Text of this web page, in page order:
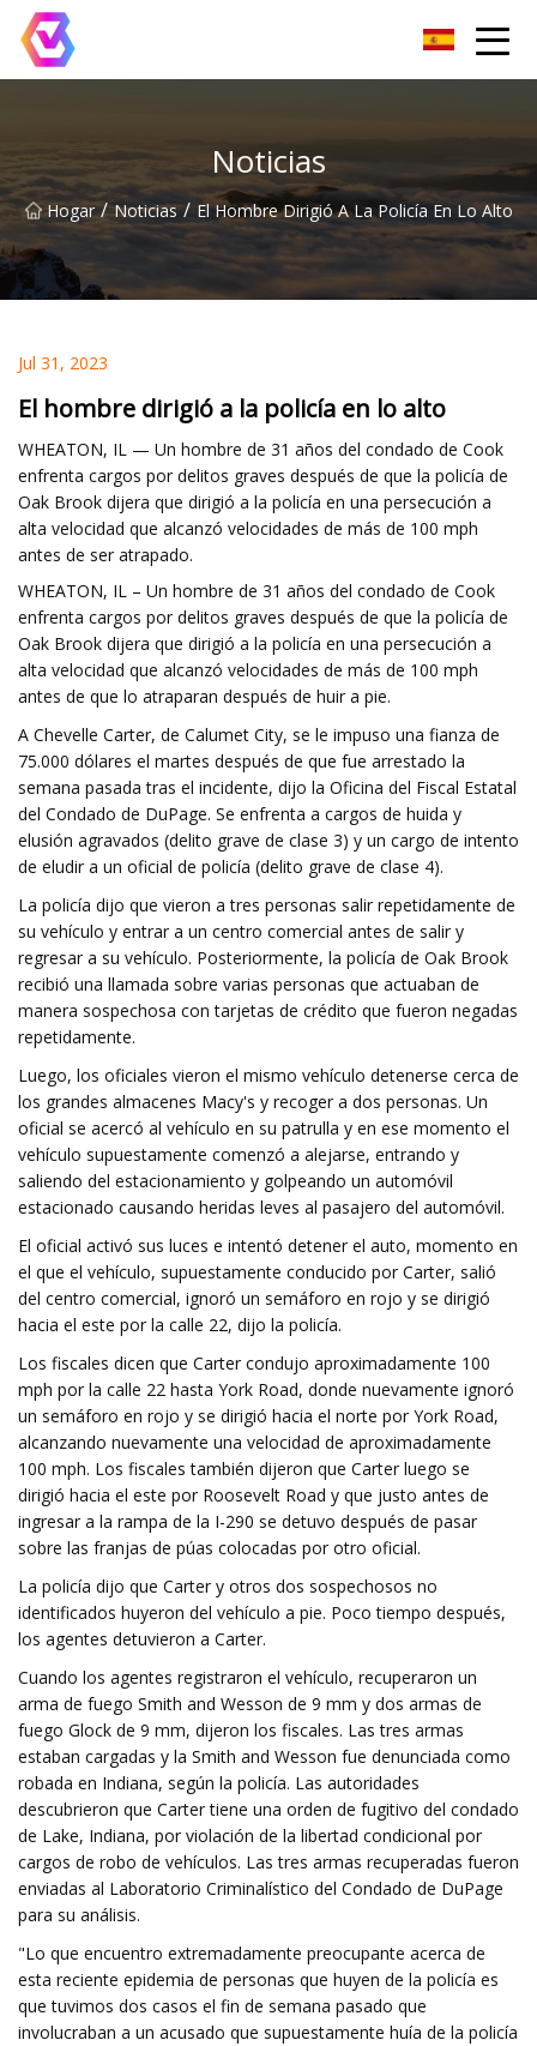
Noticias
Hogar / Noticias / El Hombre Dirigió A La Policía En Lo Alto
Jul 31, 2023
El hombre dirigió a la policía en lo alto
WHEATON, IL — Un hombre de 31 años del condado de Cook
enfrenta cargos por delitos graves después de que la policía de
Oak Brook dijera que dirigió a la policía en una persecución a
alta velocidad que alcanzó velocidades de más de 100 mph
antes de ser atrapado.
WHEATON, IL – Un hombre de 31 años del condado de Cook
enfrenta cargos por delitos graves después de que la policía de
Oak Brook dijera que dirigió a la policía en una persecución a
alta velocidad que alcanzó velocidades de más de 100 mph
antes de que lo atraparan después de huir a pie.
A Chevelle Carter, de Calumet City, se le impuso una fianza de
75.000 dólares el martes después de que fue arrestado la
semana pasada tras el incidente, dijo la Oficina del Fiscal Estatal
del Condado de DuPage. Se enfrenta a cargos de huida y
elusión agravados (delito grave de clase 3) y un cargo de intento
de eludir a un oficial de policía (delito grave de clase 4).
La policía dijo que vieron a tres personas salir repetidamente de
su vehículo y entrar a un centro comercial antes de salir y
regresar a su vehículo. Posteriormente, la policía de Oak Brook
recibió una llamada sobre varias personas que actuaban de
manera sospechosa con tarjetas de crédito que fueron negadas
repetidamente.
Luego, los oficiales vieron el mismo vehículo detenerse cerca de
los grandes almacenes Macy's y recoger a dos personas. Un
oficial se acercó al vehículo en su patrulla y en ese momento el
vehículo supuestamente comenzó a alejarse, entrando y
saliendo del estacionamiento y golpeando un automóvil
estacionado causando heridas leves al pasajero del automóvil.
El oficial activó sus luces e intentó detener el auto, momento en
el que el vehículo, supuestamente conducido por Carter, salió
del centro comercial, ignoró un semáforo en rojo y se dirigió
hacia el este por la calle 22, dijo la policía.
Los fiscales dicen que Carter condujo aproximadamente 100
mph por la calle 22 hasta York Road, donde nuevamente ignoró
un semáforo en rojo y se dirigió hacia el norte por York Road,
alcanzando nuevamente una velocidad de aproximadamente
100 mph. Los fiscales también dijeron que Carter luego se
dirigió hacia el este por Roosevelt Road y que justo antes de
ingresar a la rampa de la I-290 se detuvo después de pasar
sobre las franjas de púas colocadas por otro oficial.
La policía dijo que Carter y otros dos sospechosos no
identificados huyeron del vehículo a pie. Poco tiempo después,
los agentes detuvieron a Carter.
Cuando los agentes registraron el vehículo, recuperaron un
arma de fuego Smith and Wesson de 9 mm y dos armas de
fuego Glock de 9 mm, dijeron los fiscales. Las tres armas
estaban cargadas y la Smith and Wesson fue denunciada como
robada en Indiana, según la policía. Las autoridades
descubrieron que Carter tiene una orden de fugitivo del condado
de Lake, Indiana, por violación de la libertad condicional por
cargos de robo de vehículos. Las tres armas recuperadas fueron
enviadas al Laboratorio Criminalístico del Condado de DuPage
para su análisis.
"Lo que encuentro extremadamente preocupante acerca de
esta reciente epidemia de personas que huyen de la policía es
que tuvimos dos casos el fin de semana pasado que
involucraban a un acusado que supuestamente huía de la policía